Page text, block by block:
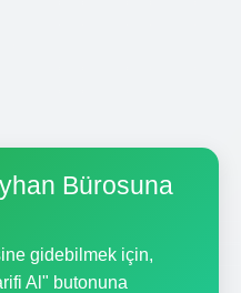
Bürosuna
gidebilmek için,
Al" butonuna